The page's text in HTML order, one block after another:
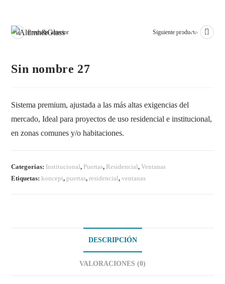
Menú
Producto anterior Siguiente producto
Sin nombre 27
Sistema premium, ajustada a las más altas exigencias del
mercado, Ideal para proyectos de uso residencial e institucional,
en zonas comunes y/o habitaciones.
Categorías: Institucional, Puertas, Residencial,Ventanas
Etiquetas:koncept,puertas,residencial,ventanas
DESCRIPCIÓN
VALORACIONES (0)